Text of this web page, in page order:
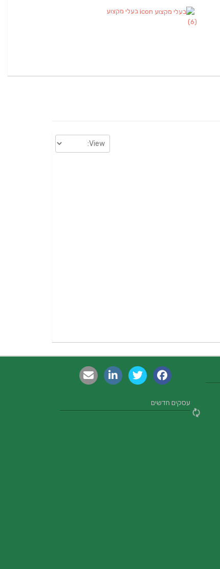
בעלי מקצוע
(6)
עסקים חדשים